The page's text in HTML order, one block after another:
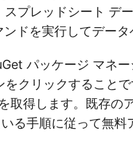
プレッドシート デ
ドを実行してデータ
パッケージ マネ
をクリックすることで
取得します。既存の
る手順に従って無料